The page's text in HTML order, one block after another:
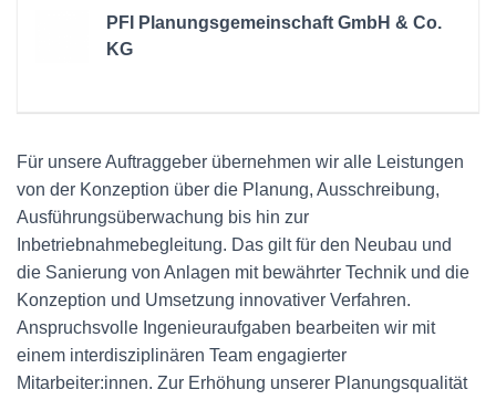
PFI Planungsgemeinschaft GmbH & Co.
KG
Für unsere Auftraggeber übernehmen wir alle Leistungen
von der Konzeption über die Planung, Ausschreibung,
Ausführungsüberwachung bis hin zur
Inbetriebnahmebegleitung. Das gilt für den Neubau und
die Sanierung von Anlagen mit bewährter Technik und die
Konzeption und Umsetzung innovativer Verfahren.
Anspruchsvolle Ingenieuraufgaben bearbeiten wir mit
einem interdisziplinären Team engagierter
Mitarbeiter:innen. Zur Erhöhung unserer Planungsqualität